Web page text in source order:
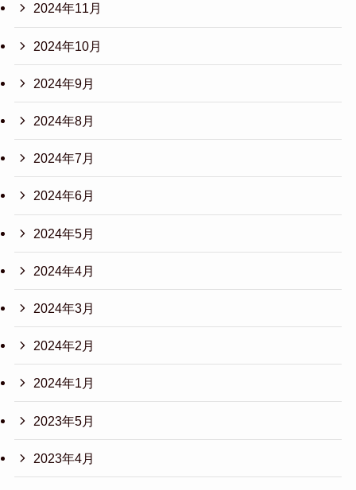
2024年11月
2024年10月
2024年9月
2024年8月
2024年7月
2024年6月
2024年5月
2024年4月
2024年3月
2024年2月
2024年1月
2023年5月
2023年4月